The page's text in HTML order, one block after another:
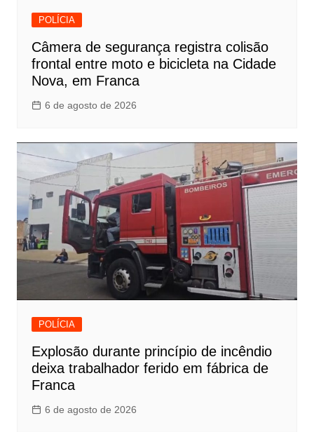
POLÍCIA
Câmera de segurança registra colisão
frontal entre moto e bicicleta na Cidade
Nova, em Franca
6 de agosto de 2026
POLÍCIA
Explosão durante princípio de incêndio
deixa trabalhador ferido em fábrica de
Franca
6 de agosto de 2026